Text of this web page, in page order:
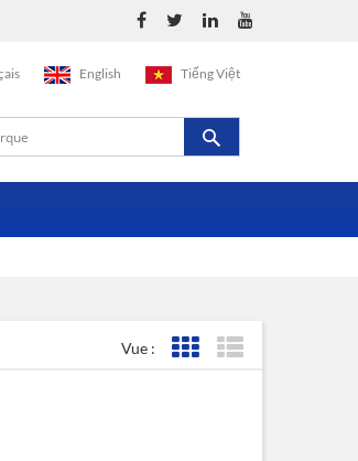
English Tiếng Việt
Vue : Affichage de la grille